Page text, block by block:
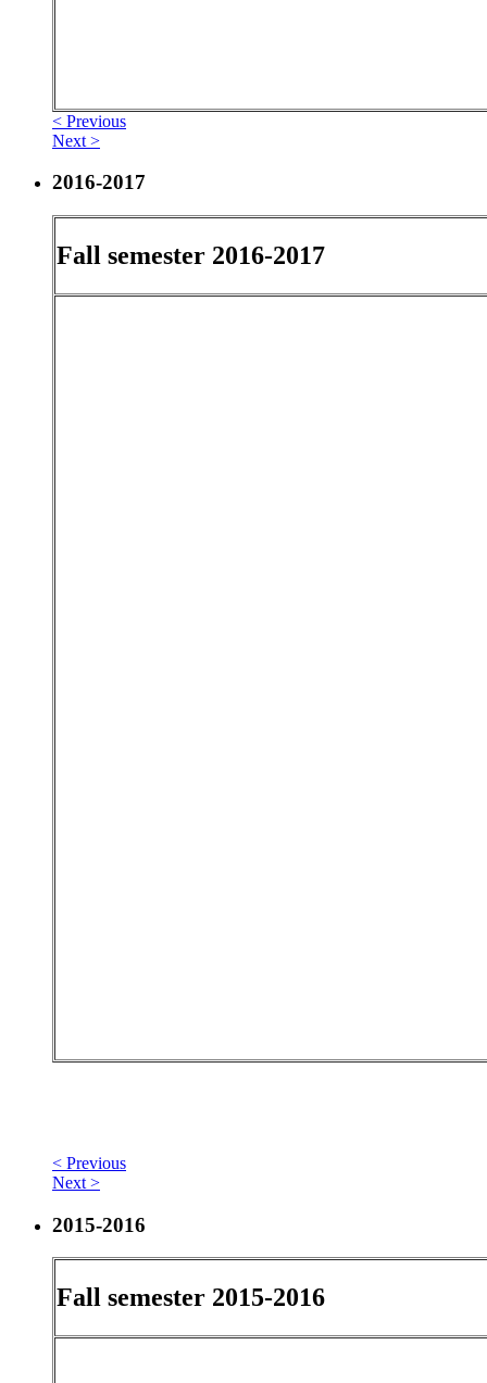
< Previous
Next >
2016-2017
Fall semester 2016-2017
< Previous
Next >
2015-2016
Fall semester 2015-2016